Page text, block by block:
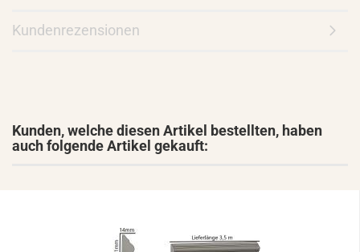
Kundenrezensionen
Kunden, welche diesen Artikel bestellten, haben
auch folgende Artikel gekauft: